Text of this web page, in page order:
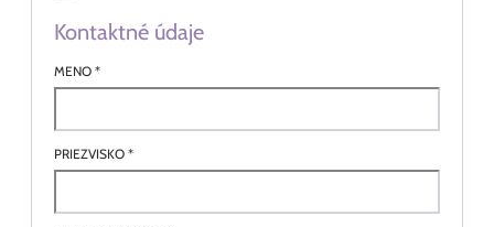
Kontaktné údaje
MENO *
PRIEZVISKO *